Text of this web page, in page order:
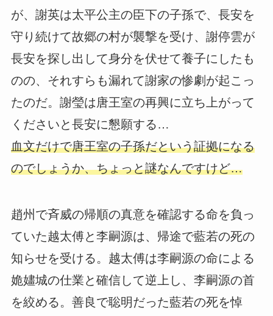
が、謝英は太平公主の臣下の子孫で、長安を
守り続けて故郷の村が襲撃を受け、謝停雲が
長安を探し出して身分を伏せて養子にしたも
のの、それすらも漏れて謝家の惨劇が起こっ
たのだ。謝瑩は唐王室の再興に立ち上がって
くださいと長安に懇願する…
血文だけで唐王室の子孫だという証拠になる
のでしょうか、ちょっと謎なんですけど…
趙州で斉威の帰順の真意を確認する命を負っ
ていた越太傅と李嗣源は、帰途で藍若の死の
知らせを受ける。越太傅は李嗣源の命による
姽嫿城の仕業と確信して逆上し、李嗣源の首
を絞める。善良で聡明だった藍若の死を悼